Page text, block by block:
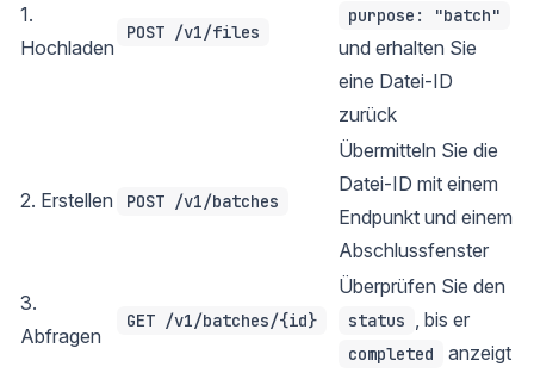
1.
Hochladen
POST /v1/files
purpose: "batch"
und erhalten Sie
eine Datei-ID
zurück
2. Erstellen POST /v1/batches
Übermitteln Sie die
Datei-ID mit einem
Endpunkt und einem
Abschlussfenster
3.
Abfragen
GET /v1/batches/{id}
Überprüfen Sie den
status , bis er
completed anzeigt